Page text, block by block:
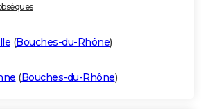
(Bouches-du-Rhône)
(Bouches-du-Rhône)